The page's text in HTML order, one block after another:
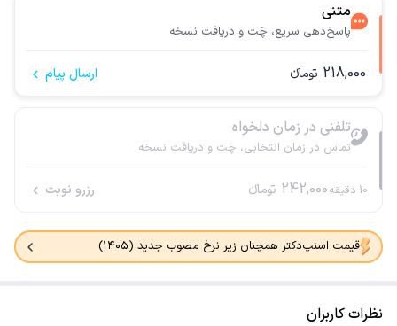
متنی
پاسخ‌دهی سریع، چَت و دریافت نسخه
218,000 تومانء ارسال پیام
تلفنی در زمان دلخواه
تماس در زمان انتخابی، چَت و دریافت نسخه
10 دقیقه242,000 تومانء رزرو نوبت
قیمت اسنپ‌دکتر همچنان زیر نرخ مصوب جدید (۱۴۰۵)
نظرات کاربران